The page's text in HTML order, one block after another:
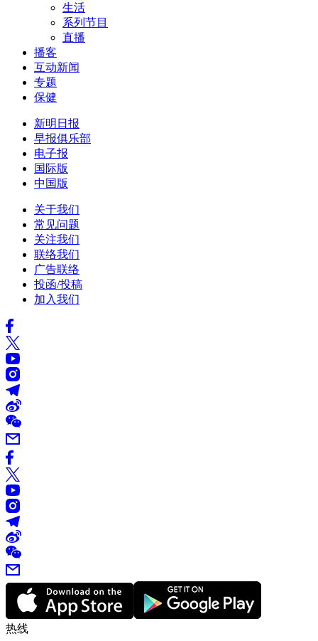
生活
系列节目
直播
播客
互动新闻
专题
保健
新明日报
早报俱乐部
电子报
国际版
中国版
关于我们
常见问题
关注我们
联络我们
广告联络
投函/投稿
加入我们
热线